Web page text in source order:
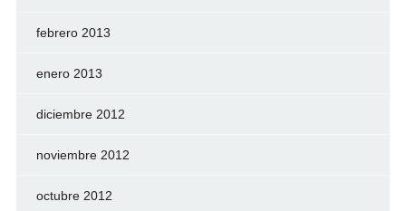
febrero 2013
enero 2013
diciembre 2012
noviembre 2012
octubre 2012